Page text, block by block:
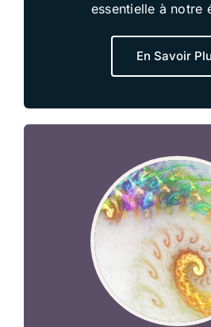
essentielle à notre
En Savoir